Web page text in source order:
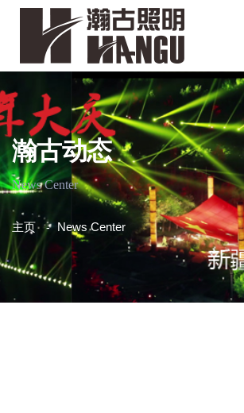
瀚古动态
News Center
主页 News Center